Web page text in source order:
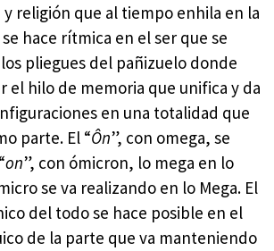
religión que al tiempo enhila en la
hace rítmica en el ser que se
pliegues del pañizuelo donde
el hilo de memoria que unifica y da
en una totalidad que
parte. El “Ôn”, con omega, se
on”, con ómicron, lo mega en lo
se va realizando en lo Mega. El
del todo se hace posible en el
de la parte que va manteniendo